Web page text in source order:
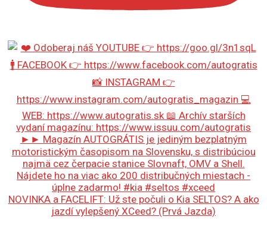
NOVINKA a FACELIFT: Už ste počuli o Kia SELTOS? A ako
jazdí vylepšený XCeed? (Prvá Jazda)